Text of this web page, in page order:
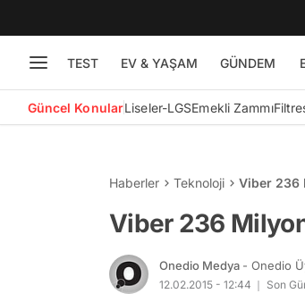
TEST EV & YAŞAM GÜNDEM
Güncel KonularLiseler-LGSEmekli Zammı
Haberler Teknoloji Viber 236
Viber 236
Onedio Medya - Onedio
12.02.2015 - 12:44 Son